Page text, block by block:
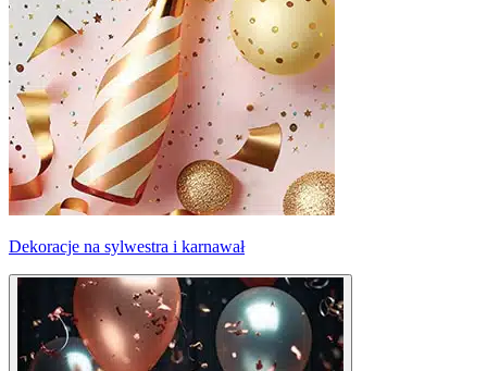
Dekoracje na sylwestra i karnawał